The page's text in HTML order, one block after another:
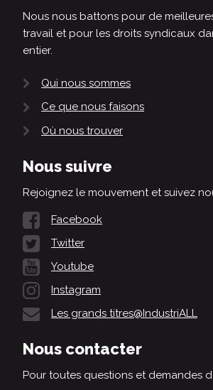
Nous nous battons pour de
travail et pour les droits syndicaux
entier.
Qui nous sommes
Ce que nous faisons
Où nous trouver
Nous suivre
Rejoignez le mouvement et suivez
Facebook
Twitter
Youtube
Instagram
Les grands titres@IndustriALL
Nous contacter
Pour toutes questions et demandes